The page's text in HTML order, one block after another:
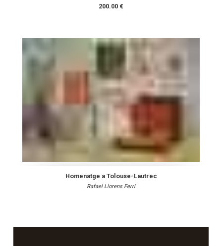
200.00 €
Homenatge a Tolouse-Lautrec
Rafael Llorens Ferri